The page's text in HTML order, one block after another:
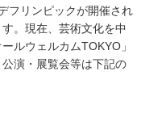
フリンピックが開催され
。現在、芸術文化を中
ルウェルカムTOKYO」
演・展覧会等は下記の